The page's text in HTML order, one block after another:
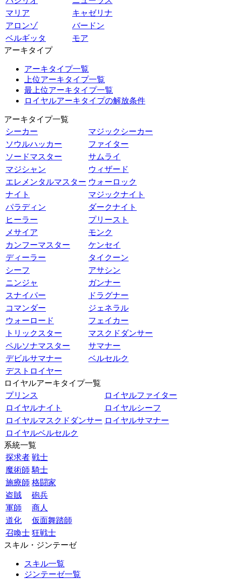
マリア
キャゼリナ
アロンゾ
バードン
ベルギッタ
モア
アーキタイプ
アーキタイプ一覧
上位アーキタイプ一覧
最上位アーキタイプ一覧
ロイヤルアーキタイプの解放条件
アーキタイプ一覧
シーカー
マジックシーカー
ソウルハッカー
ファイター
ソードマスター
サムライ
マジシャン
ウィザード
エレメンタルマスター ウォーロック
ナイト
マジックナイト
パラディン
ダークナイト
ヒーラー
プリースト
メサイア
モンク
カンフーマスター
ケンセイ
ディーラー
タイクーン
シーフ
アサシン
ニンジャ
ガンナー
スナイパー
ドラグナー
コマンダー
ジェネラル
ウォーロード
フェイカー
トリックスター
マスクドダンサー
ペルソナマスター
サマナー
デビルサマナー
ベルセルク
デストロイヤー
ロイヤルアーキタイプ一覧
プリンス
ロイヤルファイター
ロイヤルナイト
ロイヤルシーフ
ロイヤルマスクドダンサー ロイヤルサマナー
ロイヤルベルセルク
系統一覧
探求者 戦士
魔術師 騎士
施療師 格闘家
盗賊
砲兵
軍師
商人
道化
仮面舞踏師
召喚士 狂戦士
スキル・ジンテーゼ
スキル一覧
ジンテーゼ一覧